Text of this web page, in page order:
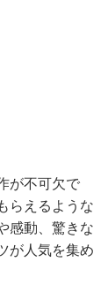
が不可欠で
らえるような
感動、驚きな
が人気を集め